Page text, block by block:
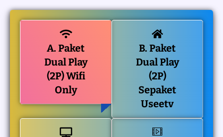
A. Paket
Dual Play
(2P) Wifi
Only
B. Paket
Dual Play
(2P)
Sepaket
Useetv